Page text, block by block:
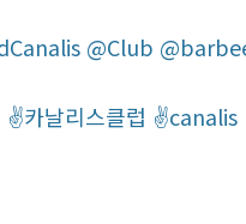
@Club
✌‍‍카날리스클럽